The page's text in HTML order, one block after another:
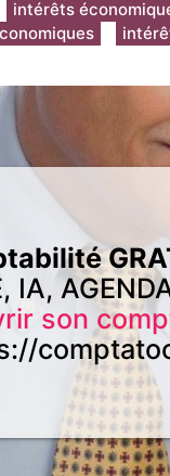
intérêts
IA,
son